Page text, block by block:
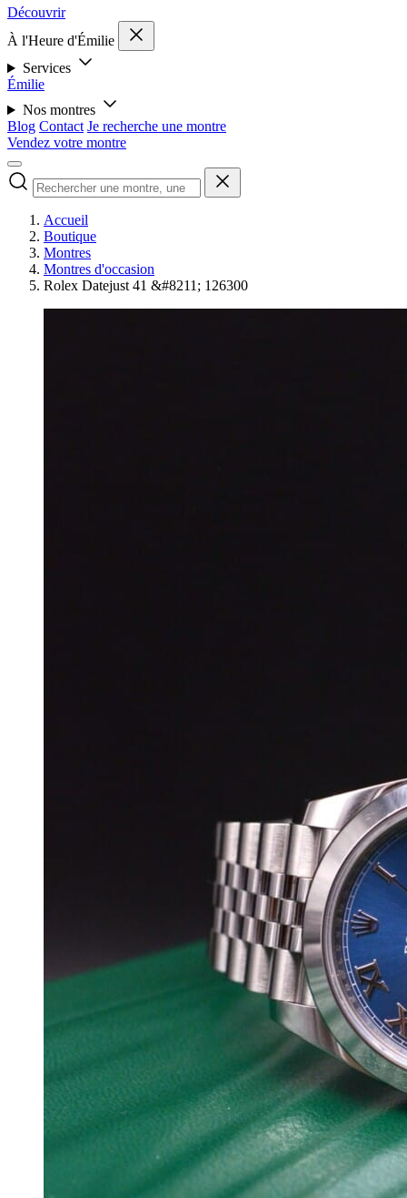
Découvrir
À l'Heure d'Émilie
Services
Émilie
Nos montres
Blog Contact Je recherche une montre
Vendez votre montre
Accueil
Boutique
Montres
Montres d'occasion
Rolex Datejust 41 &#8211; 126300